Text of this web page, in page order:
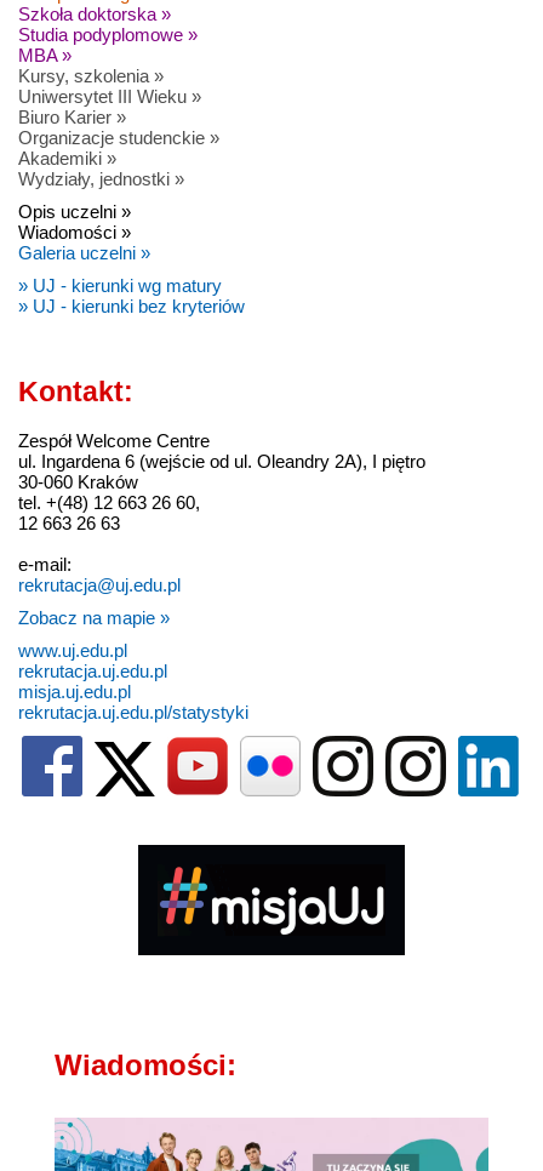
Szkoła doktorska »
Studia podyplomowe »
MBA »
Kursy, szkolenia »
Uniwersytet III Wieku »
Biuro Karier »
Organizacje studenckie »
Akademiki »
Wydziały, jednostki »
Opis uczelni »
Wiadomości »
Galeria uczelni »
» UJ - kierunki wg matury
» UJ - kierunki bez kryteriów
Kontakt:
Zespół Welcome Centre
ul. Ingardena 6 (wejście od ul. Oleandry 2A), I piętro
30-060 Kraków
tel. +(48) 12 663 26 60,
12 663 26 63
e-mail:
rekrutacja@uj.edu.pl
Zobacz na mapie »
www.uj.edu.pl
rekrutacja.uj.edu.pl
misja.uj.edu.pl
rekrutacja.uj.edu.pl/statystyki
Wiadomości: